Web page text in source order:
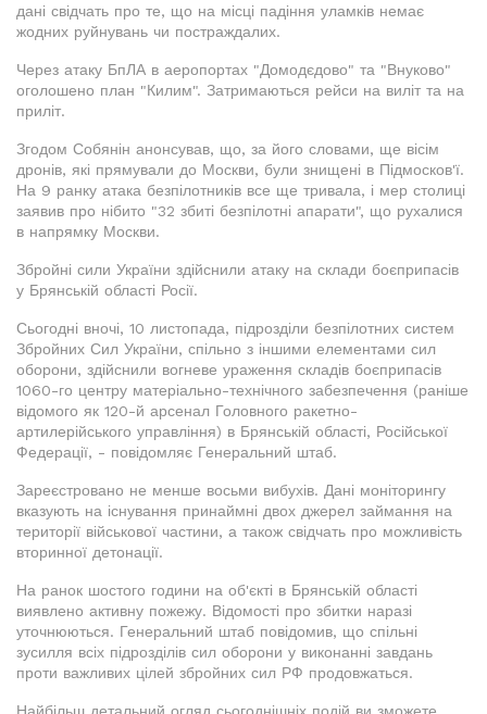
дані свідчать про те, що на місці падіння уламків немає
жодних руйнувань чи постраждалих.
Через атаку БпЛА в аеропортах "Домодєдово" та "Внуково"
оголошено план "Килим". Затримаються рейси на виліт та на
приліт.
Згодом Собянін анонсував, що, за його словами, ще вісім
дронів, які прямували до Москви, були знищені в Підмосков'ї.
На 9 ранку атака безпілотників все ще тривала, і мер столиці
заявив про нібито "32 збиті безпілотні апарати", що рухалися
в напрямку Москви.
Збройні сили України здійснили атаку на склади боєприпасів
у Брянській області Росії.
Сьогодні вночі, 10 листопада, підрозділи безпілотних систем
Збройних Сил України, спільно з іншими елементами сил
оборони, здійснили вогневе ураження складів боєприпасів
1060-го центру матеріально-технічного забезпечення (раніше
відомого як 120-й арсенал Головного ракетно-
артилерійського управління) в Брянській області, Російської
Федерації, - повідомляє Генеральний штаб.
Зареєстровано не менше восьми вибухів. Дані моніторингу
вказують на існування принаймні двох джерел займання на
території військової частини, а також свідчать про можливість
вторинної детонації.
На ранок шостого години на об'єкті в Брянській області
виявлено активну пожежу. Відомості про збитки наразі
уточнюються. Генеральний штаб повідомив, що спільні
зусилля всіх підрозділів сил оборони у виконанні завдань
проти важливих цілей збройних сил РФ продовжаться.